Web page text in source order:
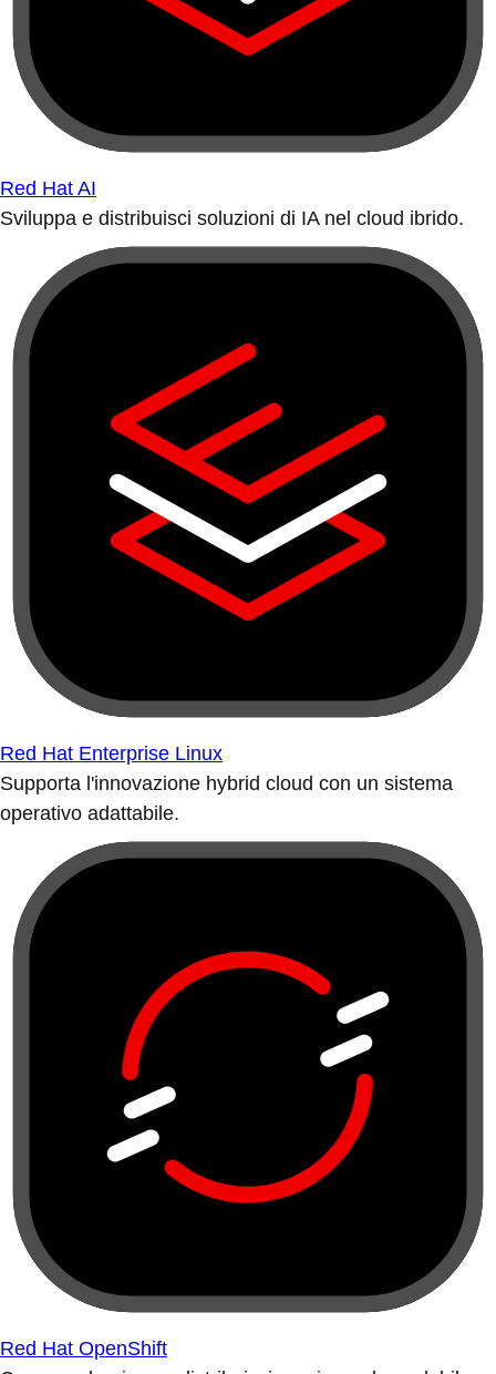
Red Hat AI
Sviluppa e distribuisci soluzioni di IA nel cloud ibrido.
Red Hat Enterprise Linux
Supporta l'innovazione hybrid cloud con un sistema
operativo adattabile.
Red Hat OpenShift